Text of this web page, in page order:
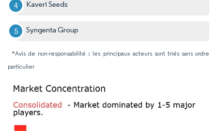
Kaveri Seeds
Syngenta Group
*Avis de non-responsabilité : les principaux acteurs sont triés sans ordre
particulier